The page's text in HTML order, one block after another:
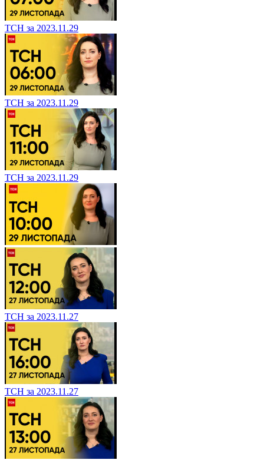
ТСН за 2023.11.29
ТСН за 2023.11.29
ТСН за 2023.11.29
ТСН за 2023.11.27
ТСН за 2023.11.27